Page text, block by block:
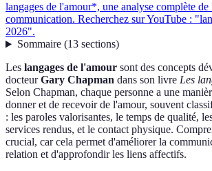
langages de l'amour*, une analyse complète
communication. Recherchez sur YouTube :
2026".
Sommaire(13 sections)
Les langages de l'amour sont des concepts
docteurGary Chapman dans son livre Les
Selon Chapman, chaque personne a une
donner et de recevoir de l'amour, souvent
: les paroles valorisantes, le temps de qualité,
services rendus, et le contact physique.
crucial, car cela permet d'améliorer la
relation et d'approfondir les liens affectifs.